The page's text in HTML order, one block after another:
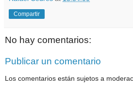
Compartir
No hay comentarios:
Publicar un comentario
Los comentarios están sujetos a